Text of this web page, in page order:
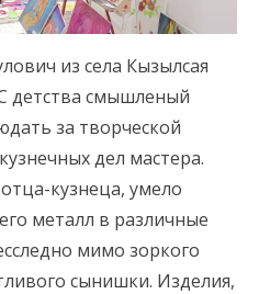
из села Кызылсая
детства смышленый
за творческой
дел мастера.
кузнеца, умело
металл в различные
мимо зоркого
сынишки. Изделия,